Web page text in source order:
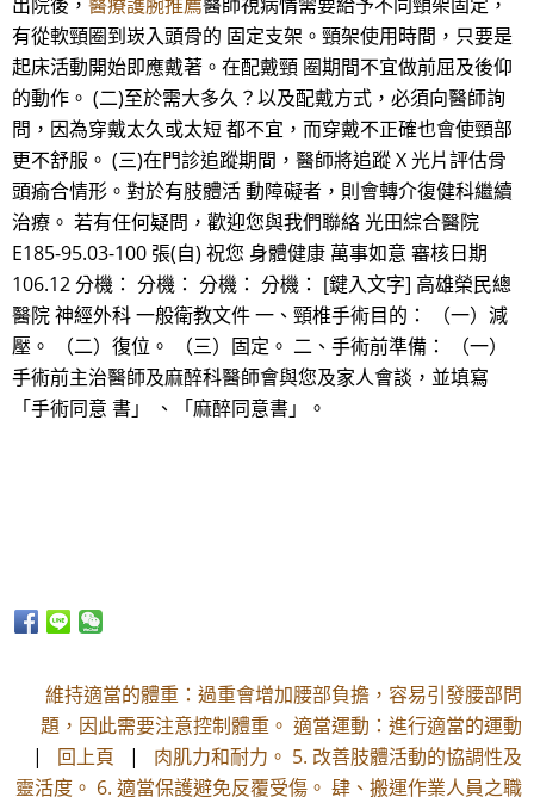
有從軟頸圈到崁入頭骨的 固定支架。頸架使用時間，只要是
起床活動開始即應戴著。在配戴頸 圈期間不宜做前屈及後仰
的動作。 (二)至於需大多久？以及配戴方式，必須向醫師詢
問，因為穿戴太久或太短 都不宜，而穿戴不正確也會使頸部
更不舒服。 (三)在門診追蹤期間，醫師將追蹤 X 光片評估骨
頭瘉合情形。對於有肢體活 動障礙者，則會轉介復健科繼續
治療。 若有任何疑問，歡迎您與我們聯絡 光田綜合醫院
E185-95.03-100 張(自) 祝您 身體健康 萬事如意 審核日期
106.12 分機： 分機： 分機： 分機： [鍵入文字] 高雄榮民總
醫院 神經外科 一般衛教文件 一、頸椎手術目的： （一）減
壓。 （二）復位。 （三）固定。 二、手術前準備： （一）
手術前主治醫師及麻醉科醫師會與您及家人會談，並填寫
「手術同意 書」 、「麻醉同意書」。
維持適當的體重：過重會增加腰部負擔，容易引發腰部問
題，因此需要注意控制體重。 適當運動：進行適當的運動
| 回上頁 | 肉肌力和耐力。 5. 改善肢體活動的協調性及
靈活度。 6. 適當保護避免反覆受傷。 肆、搬運作業人員之職